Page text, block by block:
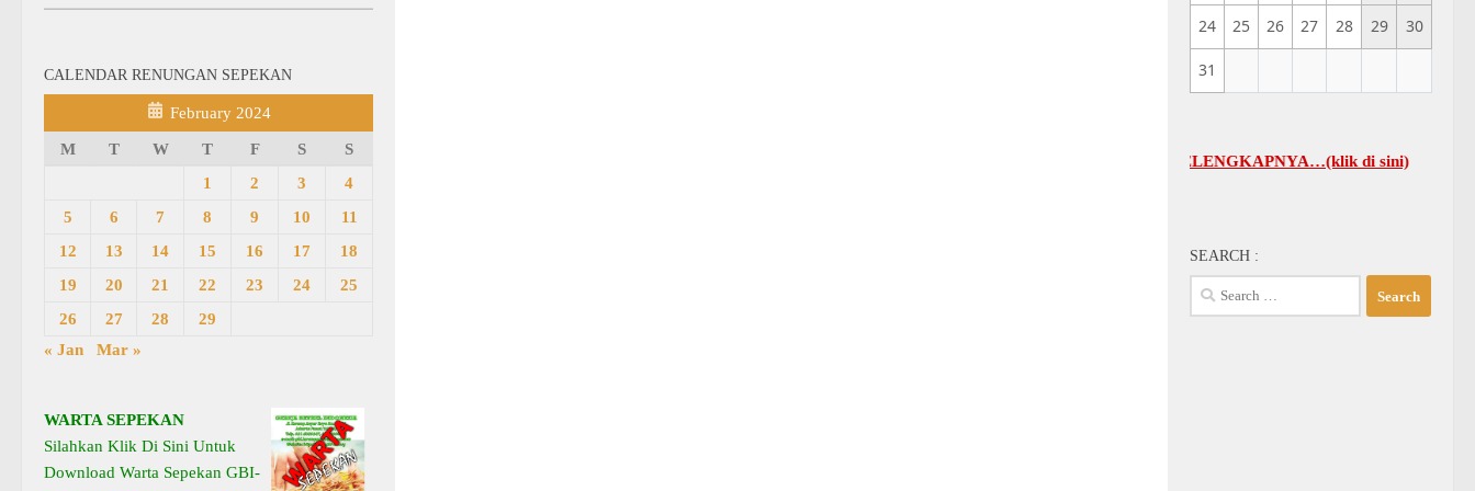
CALENDAR RENUNGAN SEPEKAN
February 2024
M T W T F S
S
1
2 3
4
5
6 7 8 9 10
11
12
13 14 15 16 17
18
19
20 21 22 23 24
25
26
27 28
29
« Jan
Mar »
WARTA SEPEKAN
Silahkan Klik Di Sini Untuk
Download Warta Sepekan GBI-
24 25 26 27 28 29 30
31
JADWAL UMUM GBI-KA SELENGKAPNYA…(klik di sini)
SEARCH :
Search
for: